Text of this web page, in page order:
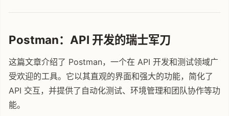
Postman：API 开发的瑞士军刀
这篇文章介绍了 Postman，一个在 API 开发和测试领域广
受欢迎的工具。它以其直观的界面和强大的功能，简化了
API 交互，并提供了自动化测试、环境管理和团队协作等功
能。